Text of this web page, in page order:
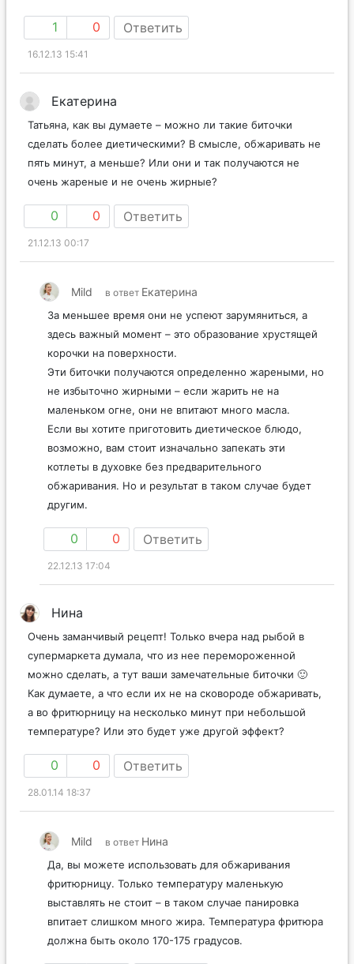
1 0 Ответить
16.12.13 15:41
Екатерина
Татьяна, как вы думаете – можно ли такие биточки
сделать более диетическими? В смысле, обжаривать не
пять минут, а меньше? Или они и так получаются не
очень жареные и не очень жирные?
0 0 Ответить
21.12.13 00:17
Mild в ответ Екатерина
За меньшее время они не успеют зарумяниться, а
здесь важный момент – это образование хрустящей
корочки на поверхности.
Эти биточки получаются определенно жареными, но
не избыточно жирными – если жарить не на
маленьком огне, они не впитают много масла.
Если вы хотите приготовить диетическое блюдо,
возможно, вам стоит изначально запекать эти
котлеты в духовке без предварительного
обжаривания. Но и результат в таком случае будет
другим.
0 0 Ответить
22.12.13 17:04
Нина
Очень заманчивый рецепт! Только вчера над рыбой в
супермаркета думала, что из нее перемороженной
можно сделать, а тут ваши замечательные биточки 🙂
Как думаете, а что если их не на сковороде обжаривать,
а во фритюрницу на несколько минут при небольшой
температуре? Или это будет уже другой эффект?
0 0 Ответить
28.01.14 18:37
Mild в ответ Нина
Да, вы можете использовать для обжаривания
фритюрницу. Только температуру маленькую
выставлять не стоит – в таком случае панировка
впитает слишком много жира. Температура фритюра
должна быть около 170-175 градусов.